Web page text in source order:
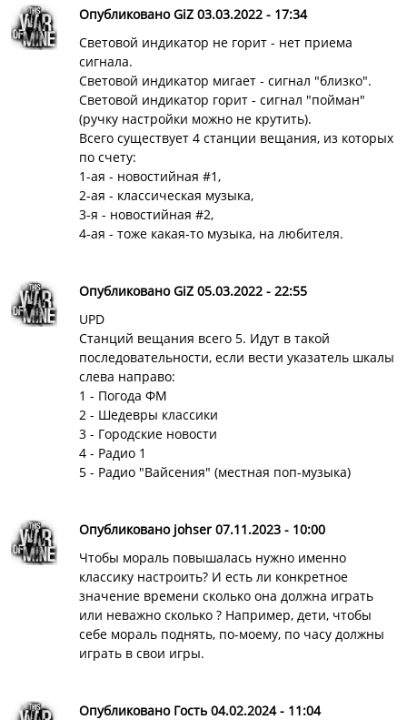
Опубликовано GiZ 03.03.2022 - 17:34
Световой индикатор не горит - нет приема
сигнала.
Световой индикатор мигает - сигнал "близко".
Световой индикатор горит - сигнал "пойман"
(ручку настройки можно не крутить).
Всего существует 4 станции вещания, из которых
по счету:
1-ая - новостийная #1,
2-ая - классическая музыка,
3-я - новостийная #2,
4-ая - тоже какая-то музыка, на любителя.
Опубликовано GiZ 05.03.2022 - 22:55
UPD
Станций вещания всего 5. Идут в такой
последовательности, если вести указатель шкалы
слева направо:
1 - Погода ФМ
2 - Шедевры классики
3 - Городские новости
4 - Радио 1
5 - Радио "Вайсения" (местная поп-музыка)
Опубликовано johser 07.11.2023 - 10:00
Чтобы мораль повышалась нужно именно
классику настроить? И есть ли конкретное
значение времени сколько она должна играть
или неважно сколько ? Например, дети, чтобы
себе мораль поднять, по-моему, по часу должны
играть в свои игры.
Опубликовано Гость 04.02.2024 - 11:04